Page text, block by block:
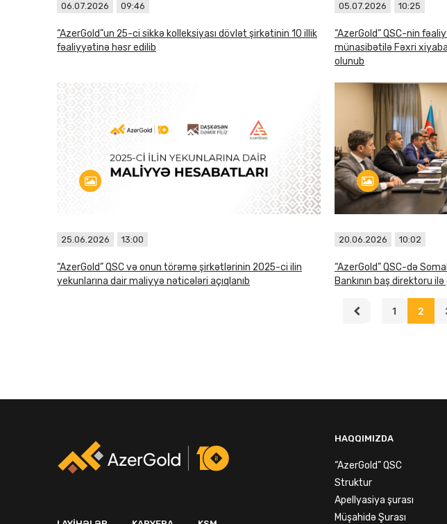
06.07.2026 09:46
“AzerGold”un 25-ci sikkə kolleksiyası dövlət şirkətinin 10 illik
fəaliyyətinə həsr edilib
05.07.2026 10:25
“AzerGold” QSC-nin
münasibətilə Fəxri
olunub
25.06.2026 13:00
“AzerGold” QSC və onun törəmə şirkətlərinin 2025-ci ilin
yekunlarına dair maliyyə nəticələri açıqlanıb
20.06.2026 10:02
“AzerGold” QSC-də
Bankının baş direktoru
1 2
HAQQIMIZDA
“AzerGold” QSC
Struktur
Apellyasiya şurası
Müşahidə Şurası